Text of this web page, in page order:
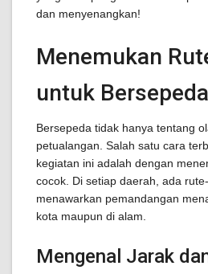
dan menyenangkan!
Menemukan
untuk Bersepeda
Bersepeda tidak hanya tentang
petualangan. Salah satu cara
kegiatan ini adalah dengan
cocok. Di setiap daerah, ada
menawarkan pemandangan
kota maupun di alam.
Mengenal Jarak